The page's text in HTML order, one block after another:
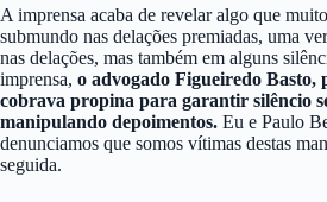
A imprensa acaba de revelar algo que
submundo nas delações premiadas, uma
nas delações, mas também em alguns
imprensa, o advogado Figueiredo Basto,
cobrava propina para garantir silêncio
manipulando depoimentos. Eu e Paulo
denunciamos que somos vítimas destas
seguida.